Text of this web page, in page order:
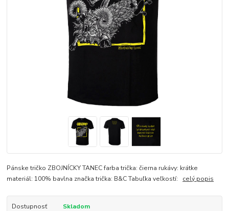
Pánske tričko ZBOJNÍCKY TANEC farba trička: čierna rukávy: krátke
materiál: 100% bavlna značka trička: B&C Tabuľka veľkostí: celý popis
Dostupnosť
Skladom